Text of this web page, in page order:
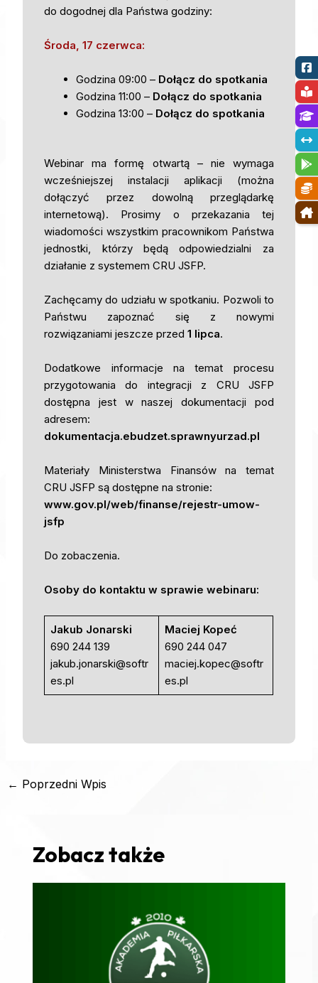
do dogodnej dla Państwa godziny:
Środa, 17 czerwca:
Godzina 09:00 – Dołącz do spotkania
Godzina 11:00 – Dołącz do spotkania
Godzina 13:00 – Dołącz do spotkania
Webinar ma formę otwartą – nie wymaga
wcześniejszej instalacji aplikacji (można
dołączyć przez dowolną przeglądarkę
internetową). Prosimy o przekazania tej
wiadomości wszystkim pracownikom Państwa
jednostki, którzy będą odpowiedzialni za
działanie z systemem CRU JSFP.
Zachęcamy do udziału w spotkaniu. Pozwoli to
Państwu zapoznać się z nowymi
rozwiązaniami jeszcze przed 1 lipca.
Dodatkowe informacje na temat procesu
przygotowania do integracji z CRU JSFP
dostępna jest w naszej dokumentacji pod
adresem:
dokumentacja.ebudzet.sprawnyurzad.pl
Materiały Ministerstwa Finansów na temat
CRU JSFP są dostępne na stronie:
www.gov.pl/web/finanse/rejestr-umow-
jsfp
Do zobaczenia.
Osoby do kontaktu w sprawie webinaru:
Jakub Jonarski
690 244 139
jakub.jonarski@softr
es.pl
Maciej Kopeć
690 244 047
maciej.kopec@softr
es.pl
← Poprzedni Wpis
Zobacz także